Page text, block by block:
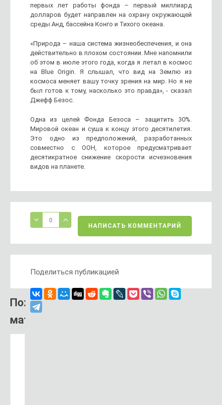
первых лет работы фонда – первый миллиард
долларов будет направлен на охрану окружающей
среды Анд, бассейна Конго и Тихого океана.
«Природа – наша система жизнеобеспечения, и она
действительно в плохом состоянии. Мне напомнили
об этом в июле этого года, когда я летал в космос
на Blue Origin. Я слышал, что вид на Землю из
космоса меняет вашу точку зрения на мир. Но я не
был готов к тому, насколько это правда», - сказал
Джефф Безос.
Одна из целей Фонда Безоса – защитить 30%.
Мировой океан и суша к концу этого десятилетия.
Это одно из предположений, разработанных
совместно с ООН, которое предусматривает
десятикратное снижение скорости исчезновения
видов на планете.
0
НАПИСАТЬ КОММЕНТАРИЙ
Поделиться публикацией
Похожий
материал